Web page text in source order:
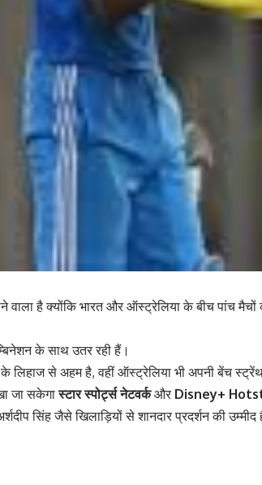
है क्योंकि भारत और ऑस्ट्रेलिया के बीच पांच मैचों
के साथ उतर रही हैं।
लिहाज से अहम है, वहीं ऑस्ट्रेलिया भी अपनी बेंच
जा सकेगास्टार स्पोर्ट्स नेटवर्कऔर Disney+
सिंह जैसे खिलाड़ियों से शानदार प्रदर्शन की उम्मीद